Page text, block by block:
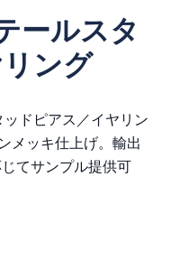
ールスタ
ング
ドピアス／イヤリン
メッキ仕上げ。輸出
てサンプル提供可